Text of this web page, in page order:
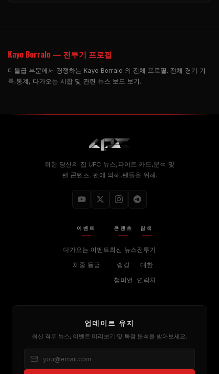
Kayo Borralo — 전투기 프로필
미들급 부문에서 경쟁하는 Kayo Borralo 의 전체 프로필. 전체 경기 기
록,통계, 다가오는 시합 및 관련 뉴스 보도 보기.
위한 당신의 집 UFC 뉴스,파이트 카드,분석 및
팬 콘텐츠. 팬에 의해,팬들을 위해.
이벤트
다가오는 이벤트
체중 등급
콘텐츠
최신 뉴스
랭킹
챔피언
탐색
전투기
대한
연락처
업데이트 유지
최신 격투 뉴스, 이벤트 미리보기 및 독점 분석을 받아보세요.